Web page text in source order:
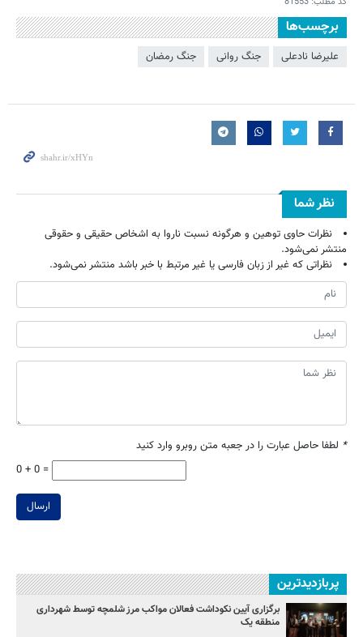
برچسب‌ها
علیرضا نادعلی جنگ روانی جنگ رمضان
نظر شما
نظرات حاوی توهین و هرگونه نسبت ناروا به اشخاص حقیقی و حقوقی
منتشر نمی‌شود.
نظراتی که غیر از زبان فارسی یا غیر مرتبط با خبر باشد منتشر نمی‌شود.
* لطفا حاصل عبارت را در جعبه متن روبرو وارد کنید
0 + 0 =
ارسال
پربازدیدترین
برگزاری آیین نکوداشت فعالان مواکب مرز شلمچه توسط شهرداری
منطقه یک